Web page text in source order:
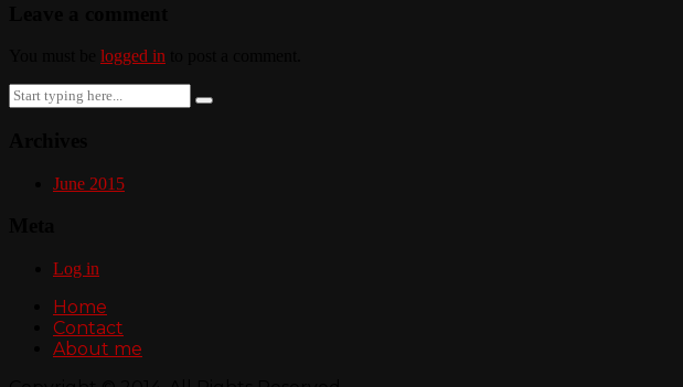
logged in
Search
for:
June 2015
Log in
Home
Contact
About me